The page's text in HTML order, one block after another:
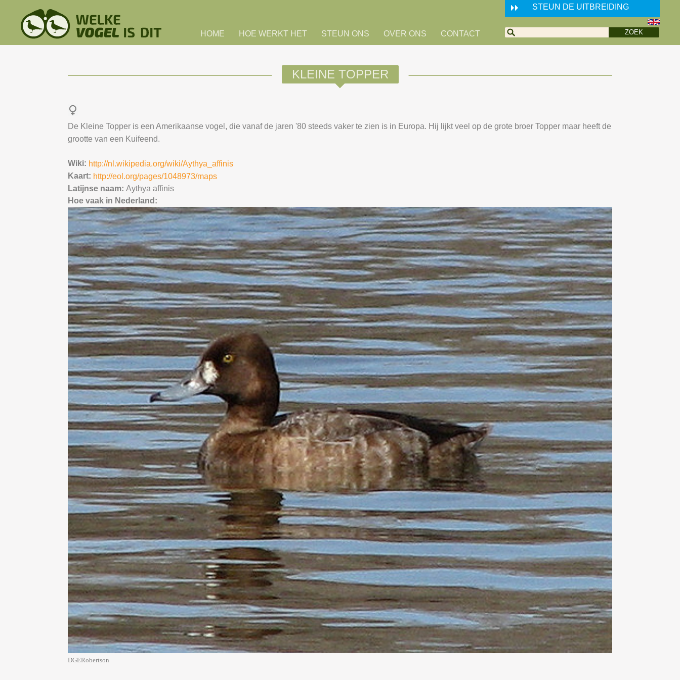
STEUN DE UITBREIDING
HOME HOE WERKT HET STEUN ONS OVER ONS CONTACT
KLEINE TOPPER
De Kleine Topper is een Amerikaanse vogel, die vanaf de jaren '80 steeds vaker te zien is in Europa. Hij lijkt veel op de grote broer Topper maar heeft de
grootte van een Kuifeend.
Wiki: http://nl.wikipedia.org/wiki/Aythya_affinis
Kaart: http://eol.org/pages/1048973/maps
Latijnse naam:Aythya affinis
Hoe vaak in Nederland:
DGERobertson